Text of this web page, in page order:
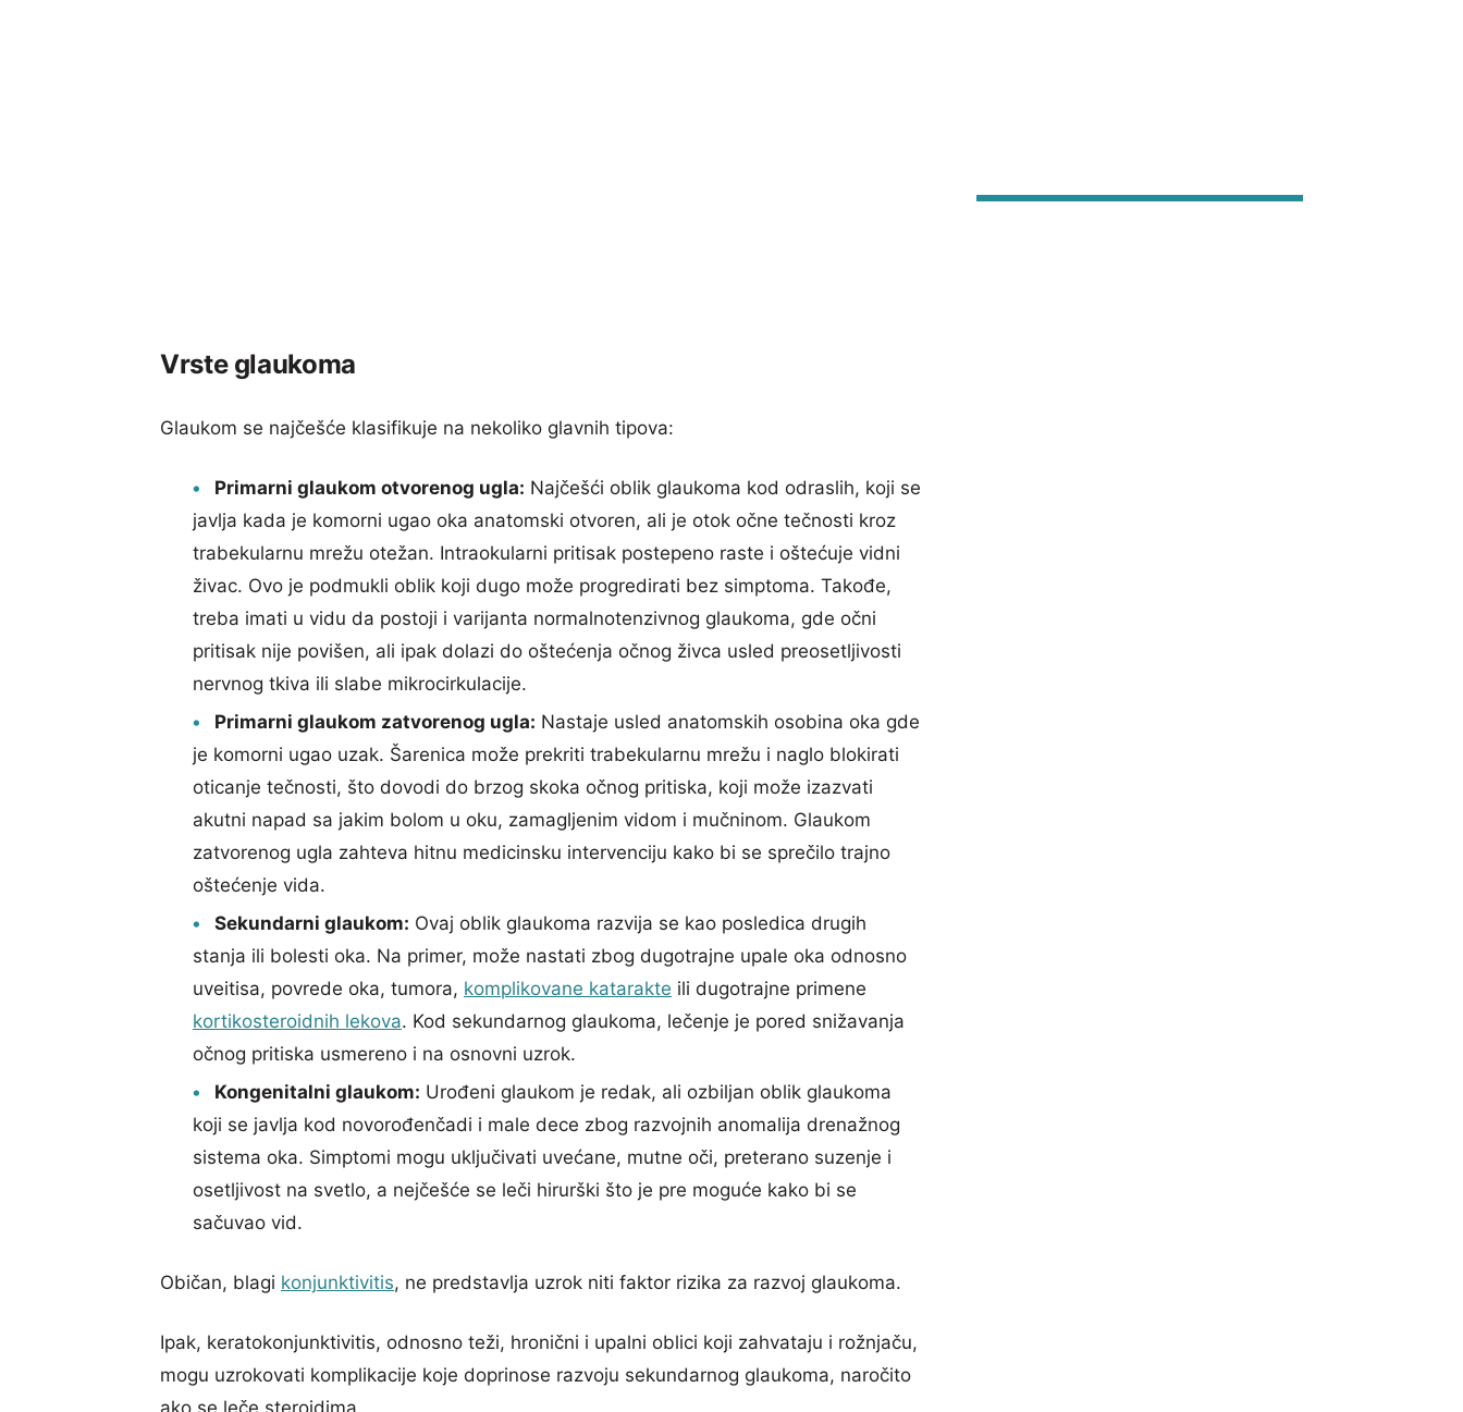
Vrste glaukoma
Glaukom se najčešće klasifikuje na nekoliko glavnih tipova:
Primarni glaukom otvorenog ugla: Najčešći oblik glaukoma kod odraslih, koji se
javlja kada je komorni ugao oka anatomski otvoren, ali je otok očne tečnosti kroz
trabekularnu mrežu otežan. Intraokularni pritisak postepeno raste i oštećuje vidni
živac. Ovo je podmukli oblik koji dugo može progredirati bez simptoma. Takođe,
treba imati u vidu da postoji i varijanta normalnotenzivnog glaukoma, gde očni
pritisak nije povišen, ali ipak dolazi do oštećenja očnog živca usled preosetljivosti
nervnog tkiva ili slabe mikrocirkulacije.
Primarni glaukom zatvorenog ugla: Nastaje usled anatomskih osobina oka gde
je komorni ugao uzak. Šarenica može prekriti trabekularnu mrežu i naglo blokirati
oticanje tečnosti, što dovodi do brzog skoka očnog pritiska, koji može izazvati
akutni napad sa jakim bolom u oku, zamagljenim vidom i mučninom. Glaukom
zatvorenog ugla zahteva hitnu medicinsku intervenciju kako bi se sprečilo trajno
oštećenje vida.
Sekundarni glaukom: Ovaj oblik glaukoma razvija se kao posledica drugih
stanja ili bolesti oka. Na primer, može nastati zbog dugotrajne upale oka odnosno
uveitisa, povrede oka, tumora, komplikovane katarakte ili dugotrajne primene
kortikosteroidnih lekova. Kod sekundarnog glaukoma, lečenje je pored snižavanja
očnog pritiska usmereno i na osnovni uzrok.
Kongenitalni glaukom: Urođeni glaukom je redak, ali ozbiljan oblik glaukoma
koji se javlja kod novorođenčadi i male dece zbog razvojnih anomalija drenažnog
sistema oka. Simptomi mogu uključivati uvećane, mutne oči, preterano suzenje i
osetljivost na svetlo, a nejčešće se leči hirurški što je pre moguće kako bi se
sačuvao vid.
Običan, blagi konjunktivitis, ne predstavlja uzrok niti faktor rizika za razvoj glaukoma.
Ipak, keratokonjunktivitis, odnosno teži, hronični i upalni oblici koji zahvataju i rožnjaču,
mogu uzrokovati komplikacije koje doprinosе razvoju sekundarnog glaukoma, naročito
ako se leče steroidima.